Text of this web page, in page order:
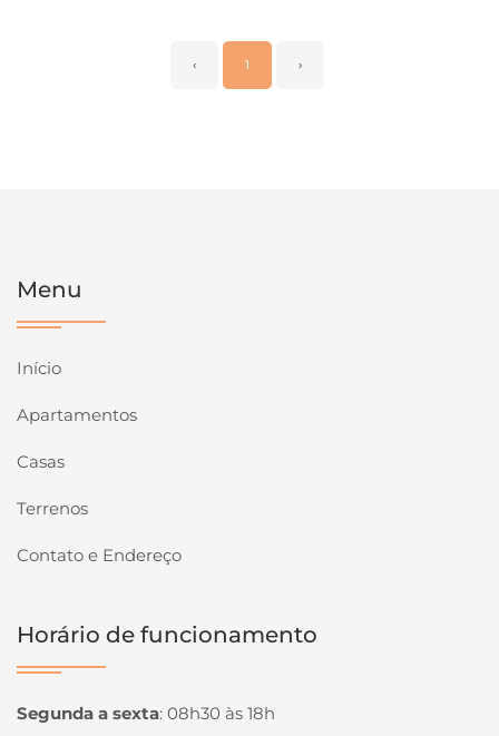
‹ 1 ›
Menu
Início
Apartamentos
Casas
Terrenos
Contato e Endereço
Horário de funcionamento
Segunda a sexta: 08h30 às 18h